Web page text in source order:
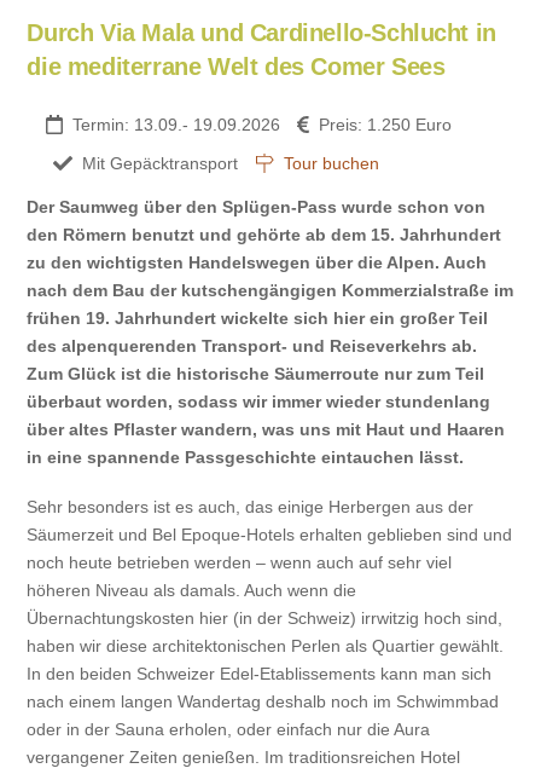
Durch Via Mala und Cardinello-Schlucht in
die mediterrane Welt des Comer Sees
Termin: 13.09.- 19.09.2026
Preis: 1.250 Euro
Mit Gepäcktransport
Tour buchen
Der Saumweg über den Splügen-Pass wurde schon von
den Römern benutzt und gehörte ab dem 15. Jahrhundert
zu den wichtigsten Handelswegen über die Alpen. Auch
nach dem Bau der kutschengängigen Kommerzialstraße im
frühen 19. Jahrhundert wickelte sich hier ein großer Teil
des alpenquerenden Transport- und Reiseverkehrs ab.
Zum Glück ist die historische Säumerroute nur zum Teil
überbaut worden, sodass wir immer wieder stundenlang
über altes Pflaster wandern, was uns mit Haut und Haaren
in eine spannende Passgeschichte eintauchen lässt.
Sehr besonders ist es auch, das einige Herbergen aus der
Säumerzeit und Bel Epoque-Hotels erhalten geblieben sind und
noch heute betrieben werden – wenn auch auf sehr viel
höheren Niveau als damals. Auch wenn die
Übernachtungskosten hier (in der Schweiz) irrwitzig hoch sind,
haben wir diese architektonischen Perlen als Quartier gewählt.
In den beiden Schweizer Edel-Etablissements kann man sich
nach einem langen Wandertag deshalb noch im Schwimmbad
oder in der Sauna erholen, oder einfach nur die Aura
vergangener Zeiten genießen. Im traditionsreichen Hotel